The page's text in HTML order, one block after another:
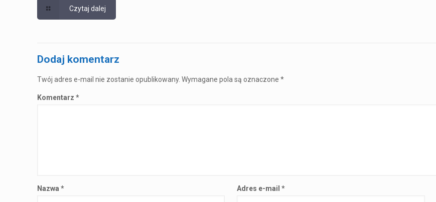
Czytaj dalej
Dodaj komentarz
Twój adres e-mail nie zostanie opublikowany. Wymagane pola są oznaczone*
Komentarz*
Nazwa* Adres e-mail*